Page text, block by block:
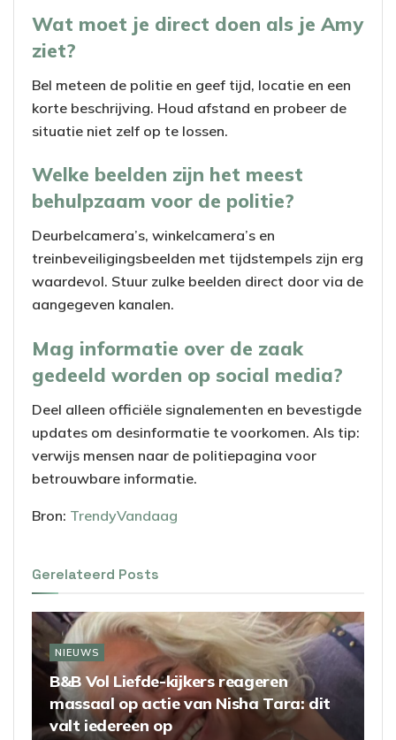
Wat moet je direct doen als je Amy
ziet?
Bel meteen de politie en geef tijd, locatie en een
korte beschrijving. Houd afstand en probeer de
situatie niet zelf op te lossen.
Welke beelden zijn het meest
behulpzaam voor de politie?
Deurbelcamera’s, winkelcamera’s en
treinbeveiligingsbeelden met tijdstempels zijn erg
waardevol. Stuur zulke beelden direct door via de
aangegeven kanalen.
Mag informatie over de zaak
gedeeld worden op social media?
Deel alleen officiële signalementen en bevestigde
updates om desinformatie te voorkomen. Als tip:
verwijs mensen naar de politiepagina voor
betrouwbare informatie.
Bron: TrendyVandaag
Gerelateerd Posts
NIEUWS
B&B Vol Liefde-kijkers reageren
massaal op actie van Nisha Tara: dit
valt iedereen op